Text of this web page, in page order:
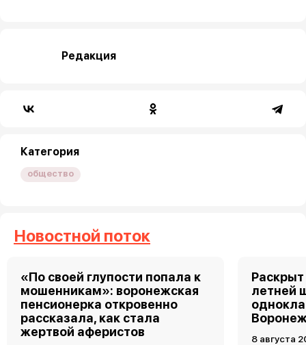
Редакция
Категория
общество
Новостной поток
«По своей глупости попала к
мошенникам»: воронежская
пенсионерка откровенно
рассказала, как стала
жертвой аферистов
летней
8 августа